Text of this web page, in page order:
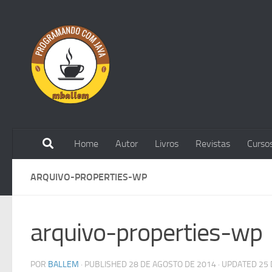
Home Autor Livros Revistas
ARQUIVO-PROPERTIES-WP
arquivo-properties-wp
POR BALLEM · PUBLISHED 28 DE AGOSTO DE 2014 · UPDATED 25